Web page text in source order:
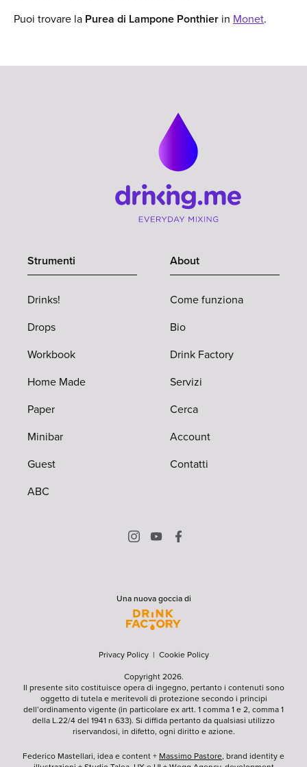
Puoi trovare la Purea di Lampone Ponthier in Monet.
Strumenti
Drinks!
Drops
Workbook
Home Made
Paper
Minibar
Guest
ABC
About
Come funziona
Bio
Drink Factory
Servizi
Cerca
Account
Contatti
Una nuova goccia di
Privacy Policy| Cookie Policy
Copyright 2026.
Il presente sito costituisce opera di ingegno, pertanto i contenuti sono
oggetto di tutela e meritevoli di protezione secondo i principi
dell’ordinamento vigente (in particolare ex artt. 1 comma 1 e 2, comma 1
della L.22/4 del 1941 n 633). Si diffida pertanto da qualsiasi utilizzo
riservandosi, in difetto, ogni diritto e azione.
Federico Mastellari, idea e content + Massimo Pastore, brand identity e